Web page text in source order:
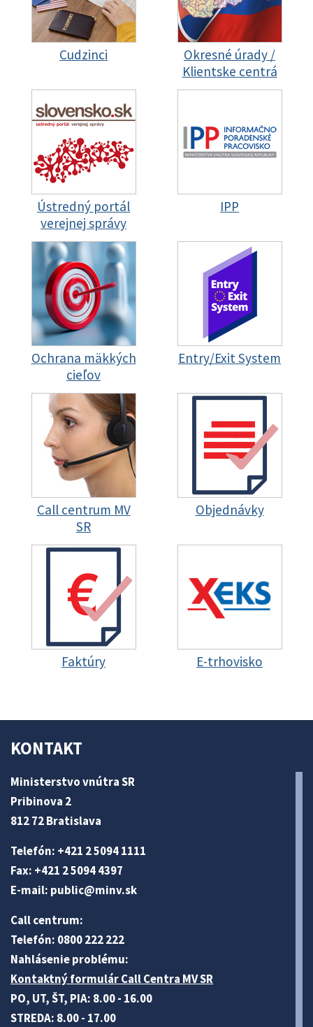
Cudzinci
Okresné úrady /
Klientske centrá
Ústredný portál
verejnej správy
IPP
Ochrana mäkkých
cieľov
Entry/Exit System
Call centrum MV
SR
Objednávky
Faktúry E-trhovisko
KONTAKT
Ministerstvo vnútra SR
Pribinova 2
812 72 Bratislava
Telefón: +421 2 5094 1111
Fax: +421 2 5094 4397
E-mail: public@minv.sk
Call centrum:
Telefón: 0800 222 222
Nahlásenie problému:
Kontaktný formulár Call Centra MV SR
PO, UT, ŠT, PIA: 8.00 - 16.00
STREDA: 8.00 - 17.00